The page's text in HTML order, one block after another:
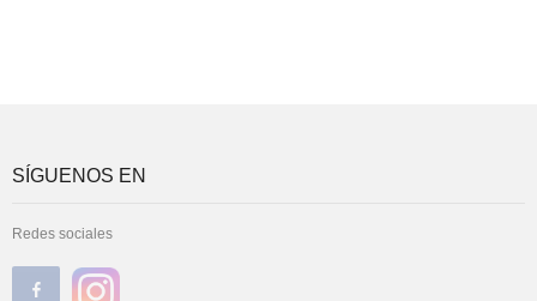
SÍGUENOS EN
Redes sociales